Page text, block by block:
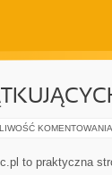
KOMENTOWANIA
to praktyczna